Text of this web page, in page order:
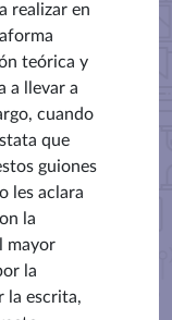
realizar en
teórica y
a llevar a
cuando
que
guiones
les aclara
la
mayor
la
la escrita,